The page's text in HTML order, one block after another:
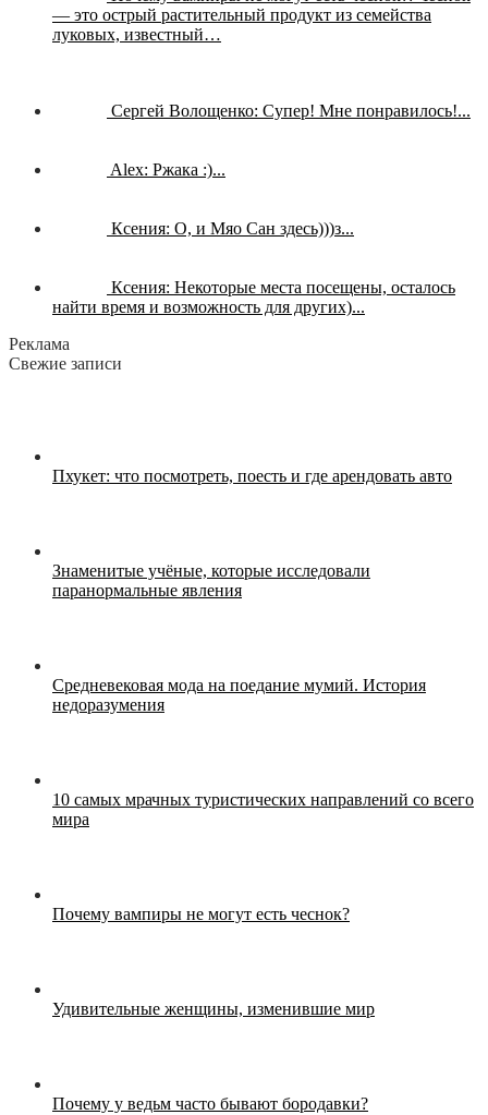
— это острый растительный продукт из семейства
луковых, известный…
Сергей Волощенко: Супер! Мне понравилось!...
Alex: Ржака :)...
Ксения: О, и Мяо Сан здесь)))з...
Ксения: Некоторые места посещены, осталось
найти время и возможность для других)...
Реклама
Свежие записи
Пхукет: что посмотреть, поесть и где арендовать авто
Знаменитые учёные, которые исследовали
паранормальные явления
Средневековая мода на поедание мумий. История
недоразумения
10 самых мрачных туристических направлений со всего
мира
Почему вампиры не могут есть чеснок?
Удивительные женщины, изменившие мир
Почему у ведьм часто бывают бородавки?